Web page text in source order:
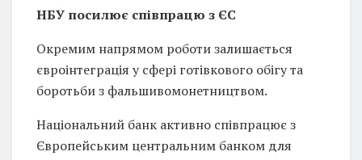
НБУ посилює співпрацю з ЄС
Окремим напрямом роботи залишається
євроінтеграція у сфері готівкового обігу та
боротьби з фальшивомонетництвом.
Національний банк активно співпрацює з
Європейським центральним банком для